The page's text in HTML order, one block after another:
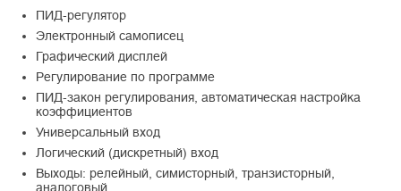
ПИД-регулятор
Электронный самописец
Графический дисплей
Регулирование по программе
ПИД-закон регулирования, автоматическая настройка
коэффициентов
Универсальный вход
Логический (дискретный) вход
Выходы: релейный, симисторный, транзисторный,
аналоговый